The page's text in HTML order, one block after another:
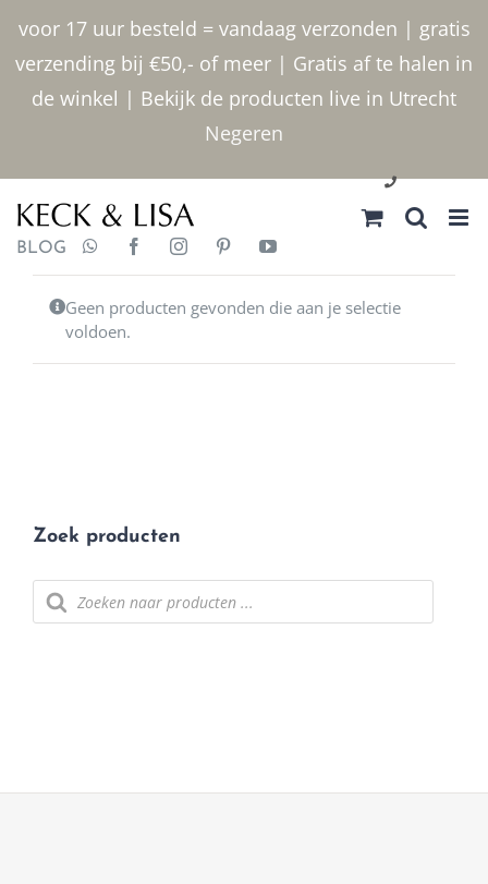
voor 17 uur besteld = vandaag verzonden | gratis
verzending bij €50,- of meer | Gratis af te halen in
de winkel | Bekijk de producten live in Utrecht
Negeren
inhoud
030 2400000
BLOG
Geen producten gevonden die aan je selectie
voldoen.
Zoek producten
Producten
zoeken